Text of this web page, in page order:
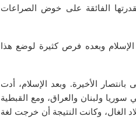
الفائقة على خوض الصراعات
وبعده فرص كثيرة لوضع هذا
الأخيرة. وبعد الإسلام، أدت
سوريا ولبنان والعراق، ومع القبطية
الغال، وكانت النتيجة أن خرجت لغة